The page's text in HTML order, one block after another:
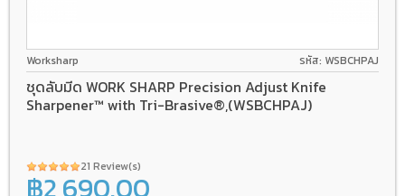
Worksharp รหัส: WSBCHPAJ
ชุดลับมีด WORK SHARP Precision Adjust Knife
Sharpener™ with Tri-Brasive®,(WSBCHPAJ)
21 Review(s)